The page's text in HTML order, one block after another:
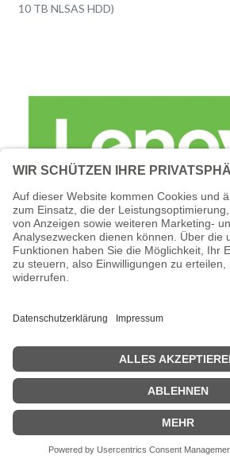
10 TB NLSAS HDD)
Lenovo Foundation Service +
Support - Serviceerweiterung -
Arbeitszeit und Ersatzteile (für
(12 x 10 TB NLSAS HDD)
Lenovo Foundation Service + Premier